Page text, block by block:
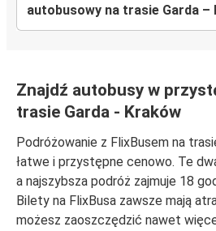
autobusowy na trasie Garda –
Znajdź autobusy w
trasie Garda - Kraków
Podróżowanie z FlixBusem na
łatwe i przystępne cenowo. Te
a najszybsza podróż zajmuje 18
Bilety na FlixBusa zawsze mają
możesz zaoszczędzić nawet